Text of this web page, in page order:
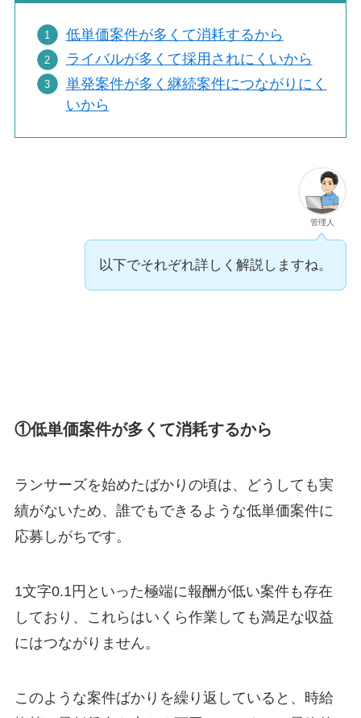
低単価案件が多くて消耗するから
ライバルが多くて採用されにくいから
単発案件が多く継続案件につながりにく
いから
管理人
以下でそれぞれ詳しく解説しますね。
①低単価案件が多くて消耗するから
ランサーズを始めたばかりの頃は、どうしても実
績がないため、誰でもできるような低単価案件に
応募しがちです。
1文字0.1円といった極端に報酬が低い案件も存在
しており、これらはいくら作業しても満足な収益
にはつながりません。
このような案件ばかりを繰り返していると、時給